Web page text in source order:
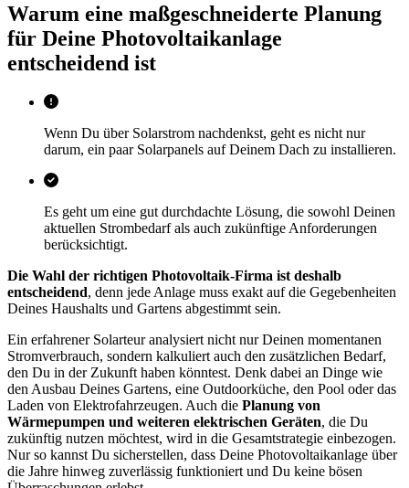
Warum eine maßgeschneiderte Planung
für Deine Photovoltaikanlage
entscheidend ist
Wenn Du über Solarstrom nachdenkst, geht es nicht nur
darum, ein paar Solarpanels auf Deinem Dach zu installieren.
Es geht um eine gut durchdachte Lösung, die sowohl Deinen
aktuellen Strombedarf als auch zukünftige Anforderungen
berücksichtigt.
Die Wahl der richtigen Photovoltaik-Firma ist deshalb
entscheidend, denn jede Anlage muss exakt auf die Gegebenheiten
Deines Haushalts und Gartens abgestimmt sein.
Ein erfahrener Solarteur analysiert nicht nur Deinen momentanen
Stromverbrauch, sondern kalkuliert auch den zusätzlichen Bedarf,
den Du in der Zukunft haben könntest. Denk dabei an Dinge wie
den Ausbau Deines Gartens, eine Outdoorküche, den Pool oder das
Laden von Elektrofahrzeugen. Auch die Planung von
Wärmepumpen und weiteren elektrischen Geräten, die Du
zukünftig nutzen möchtest, wird in die Gesamtstrategie einbezogen.
Nur so kannst Du sicherstellen, dass Deine Photovoltaikanlage über
die Jahre hinweg zuverlässig funktioniert und Du keine bösen